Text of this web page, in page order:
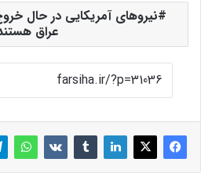
نیروهای آمریکایی در حال
عراق